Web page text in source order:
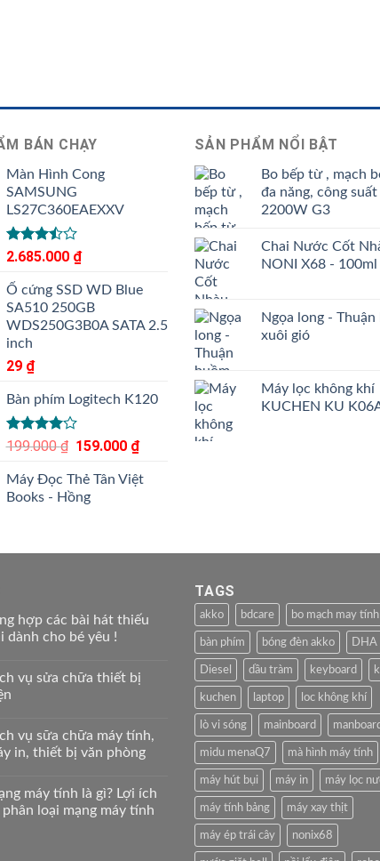
BÁN CHẠY
Màn Hình Cong
SAMSUNG
LS27C360EAEXXV
Được
hạng
3.505
sao
2.685.000 ₫
Ổ cứng SSD WD Blue
SA510 250GB
WDS250G3B0A SATA 2.5
inch
29 ₫
Bàn phím Logitech K120
Được
4.00 5
sao
199.000₫ Giá
là:
199.000 ₫.
159.000 ₫Giá
tại
Máy Đọc Thẻ Tân Việt
Books - Hồng
SẢN PHẨM NỔI BẬT
Bo bếp từ , mạch
đa năng, công suất
2200W G3
Chai Nước Cốt
NONI X68 - 100ml
Ngọa long - Thuận
xuôi gió
Máy lọc không khí
KUCHEN KU
hợp các bài hát thiếu
dành cho bé yêu !
vụ sửa chữa thiết bị
vụ sữa chữa máy tính,
in, thiết bị văn phòng
máy tính là gì? Lợi ích
phân loại mạng máy tính
TAGS
akko bdcare bo mạch may tính
bàn phím bóng đèn akko DHA
Diesel dầu tràm keyboard
kuchen laptop loc không khí
lò vi sóng mainboard manboard
midu menaQ7 mà hình máy tính
máy hút bụi máy in máy lọc
máy tính bảng máy xay thịt
máy ép trái cây nonix68